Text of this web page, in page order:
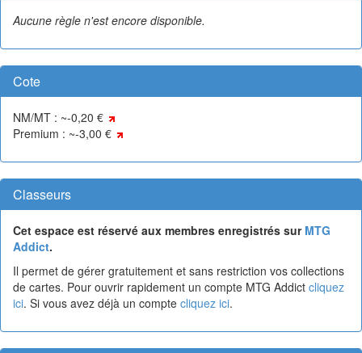
Aucune règle n'est encore disponible.
Cote
NM/MT : ~-0,20 €
Premium : ~-3,00 €
Classeurs
Cet espace est réservé aux membres enregistrés sur MTG
Addict.
Il permet de gérer gratuitement et sans restriction vos collections
de cartes. Pour ouvrir rapidement un compte MTG Addict cliquez
ici. Si vous avez déjà un compte cliquez ici.